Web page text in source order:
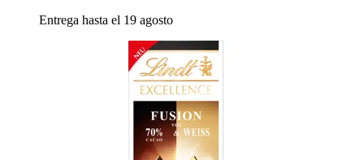
Entrega hasta el 19 agosto